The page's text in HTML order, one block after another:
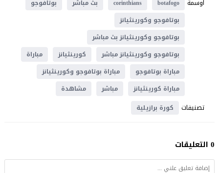
اوسمة
botafogo
corinthians بث مباشر
بوتافوجو
بوتافوجو وكورينثيانز
بوتافوجو وكورينثيانز بث مباشر
بوتافوجو وكورينثيانز مباشر
كورينثيانز
مباراة
مباراة بوتافوجو
مباراة بوتافوجو وكورينثيانز
مباراة كورينثيانز
مباشر مشاهدة
تصنيفات كورة برازيلية
0 التعليقات